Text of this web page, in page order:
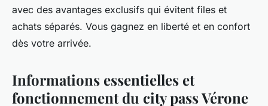
avec des avantages exclusifs qui évitent files et
achats séparés. Vous gagnez en liberté et en confort
dès votre arrivée.
Informations essentielles et
fonctionnement du city pass Vérone